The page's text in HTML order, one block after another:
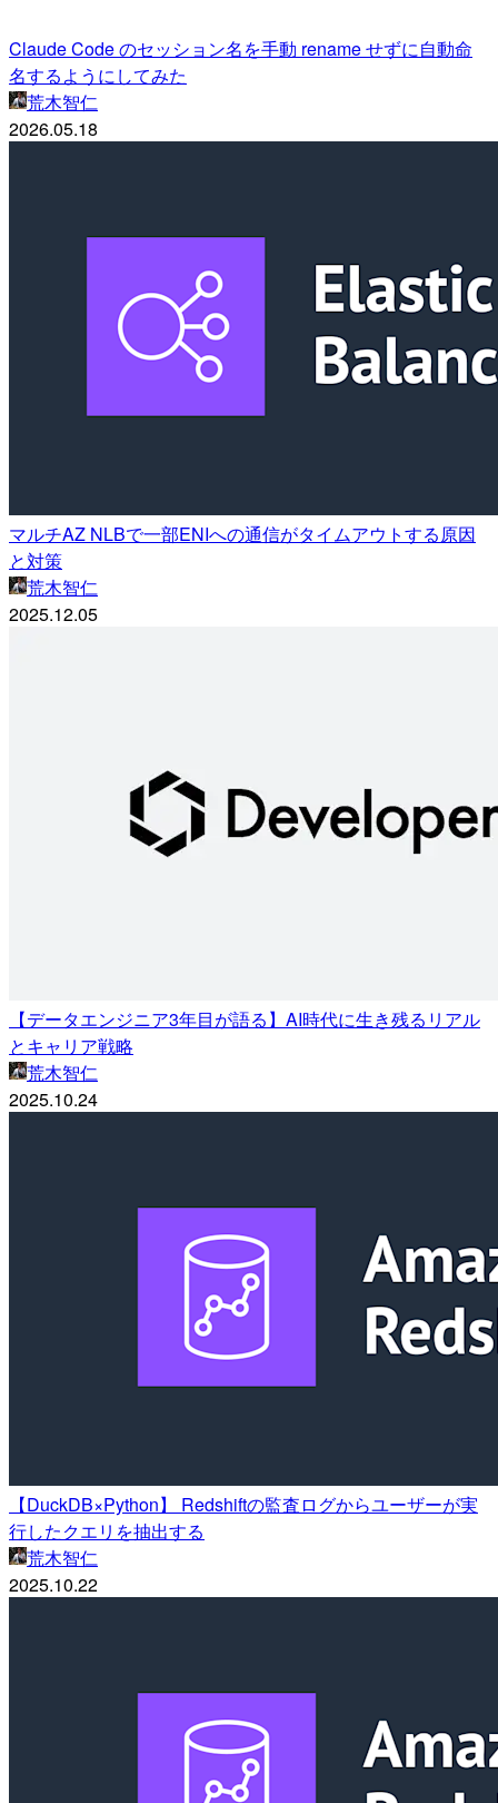
Claude Code のセッション名を手動 rename せずに自動命
名するようにしてみた
荒木智仁
2026.05.18
マルチAZ NLBで一部ENIへの通信がタイムアウトする原因
と対策
荒木智仁
2025.12.05
【データエンジニア3年目が語る】AI時代に生き残るリアル
とキャリア戦略
荒木智仁
2025.10.24
【DuckDB×Python】 Redshiftの監査ログからユーザーが実
行したクエリを抽出する
荒木智仁
2025.10.22